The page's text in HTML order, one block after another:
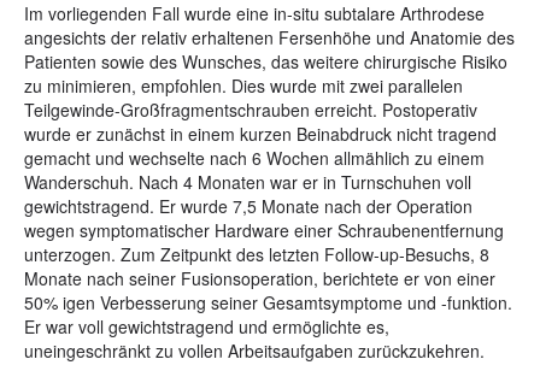
Im vorliegenden Fall wurde eine in-situ subtalare Arthrodese
angesichts der relativ erhaltenen Fersenhöhe und Anatomie des
Patienten sowie des Wunsches, das weitere chirurgische Risiko
zu minimieren, empfohlen. Dies wurde mit zwei parallelen
Teilgewinde-Großfragmentschrauben erreicht. Postoperativ
wurde er zunächst in einem kurzen Beinabdruck nicht tragend
gemacht und wechselte nach 6 Wochen allmählich zu einem
Wanderschuh. Nach 4 Monaten war er in Turnschuhen voll
gewichtstragend. Er wurde 7,5 Monate nach der Operation
wegen symptomatischer Hardware einer Schraubenentfernung
unterzogen. Zum Zeitpunkt des letzten Follow-up-Besuchs, 8
Monate nach seiner Fusionsoperation, berichtete er von einer
50% igen Verbesserung seiner Gesamtsymptome und -funktion.
Er war voll gewichtstragend und ermöglichte es,
uneingeschränkt zu vollen Arbeitsaufgaben zurückzukehren.